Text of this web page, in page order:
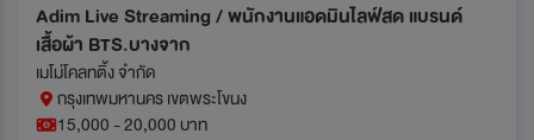
Adim Live Streaming / พนักงานแอดมินไลฟ์สด แบรนด์
เสื้อผ้า BTS.บางจาก
เมโม่โคลทติ้ง จำกัด
กรุงเทพมหานคร เขตพระโขนง
15,000 - 20,000 บาท